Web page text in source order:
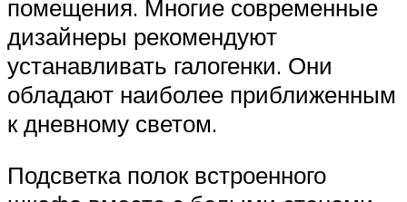
помещения. Многие современные
дизайнеры рекомендуют
устанавливать галогенки. Они
обладают наиболее приближенным
к дневному светом.
Подсветка полок встроенного